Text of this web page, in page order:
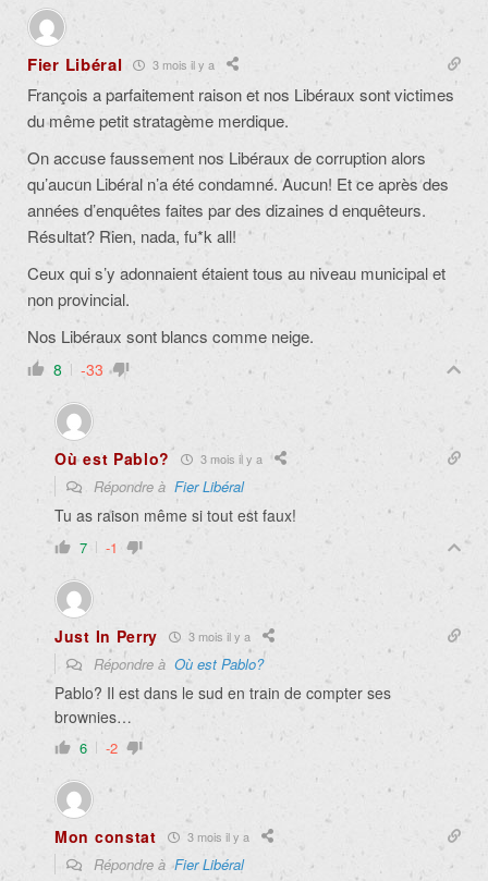
Fier Libéral 3 mois il y a
François a parfaitement raison et nos Libéraux sont victimes
du même petit stratagème merdique.
On accuse faussement nos Libéraux de corruption alors
qu’aucun Libéral n’a été condamné. Aucun! Et ce après des
années d’enquêtes faites par des dizaines d enquêteurs.
Résultat? Rien, nada, fu*k all!
Ceux qui s’y adonnaient étaient tous au niveau municipal et
non provincial.
Nos Libéraux sont blancs comme neige.
8 -33
Où est Pablo? 3 mois il y a
Répondre à Fier Libéral
Tu as raison même si tout est faux!
7 -1
Just In Perry 3 mois il y a
Répondre à Où est Pablo?
Pablo? Il est dans le sud en train de compter ses
brownies…
6 -2
Mon constat 3 mois il y a
Répondre àFier Libéral